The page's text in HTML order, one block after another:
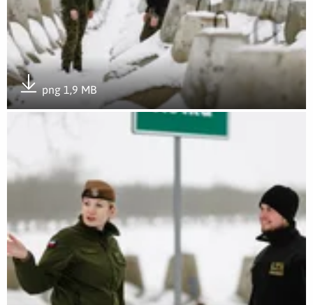
png 1,9 MB
Pobierz załącznik